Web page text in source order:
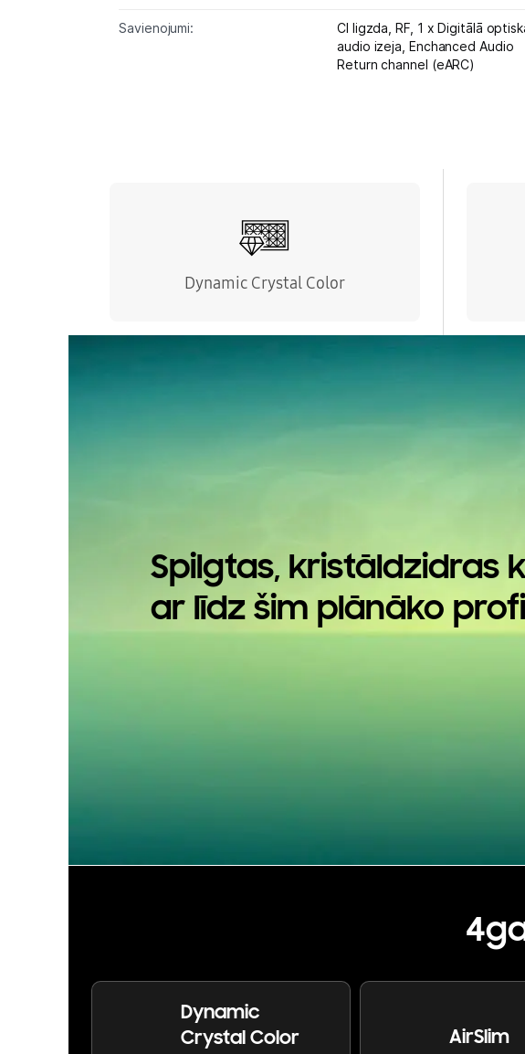
Savienojumi: CI ligzda,RF, 1 x Digitālā
audio izeja, Enchanced Audio
Return channel (eARC)
Dynamic Crystal Color
Spilgtas, kristāldzidras
ar līdz šim plānāko
Dynamic
Crystal Color
AirSlim